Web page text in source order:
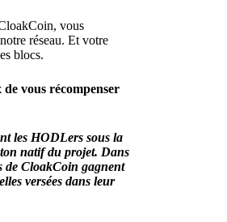
vous
réseau. Et votre
blocs.
vous récompenser
les HODLers sous la
natif du projet. Dans
de CloakCoin gagnent
versées dans leur